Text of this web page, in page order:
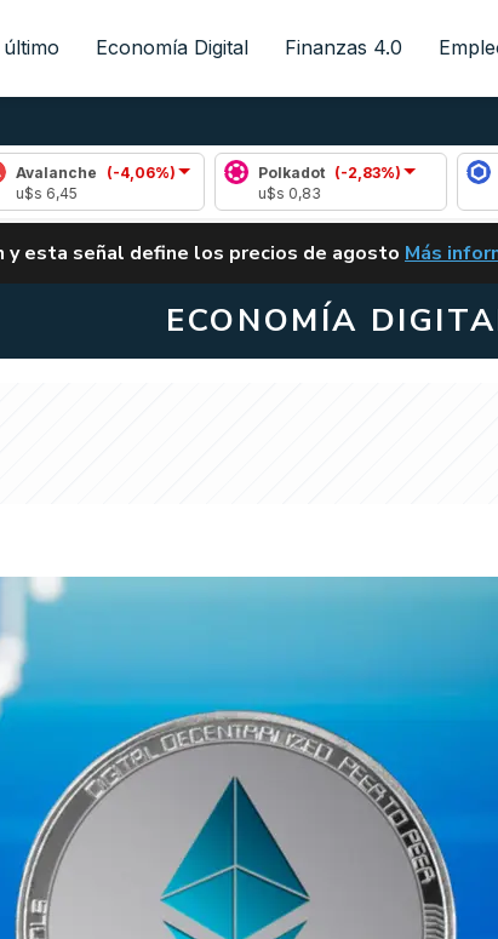
Economía Digital Finanzas 4.0
(-4,06%)
Polkadot
(-2,83%)
ALERTA
y esta señal define los precios de agosto VUELVE
Más
ECONOMÍA